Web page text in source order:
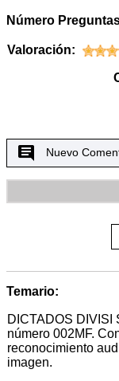
Número
Valoración:
Nuevo
Temario:
DICTADOS DIVISI
número 002MF.
reconocimiento
imagen.